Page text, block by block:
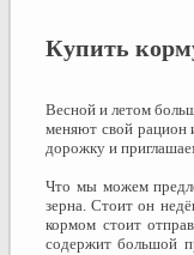
Купить
Весной и летом
меняют свой рацион
дорожку и
Что мы можем
зерна. Стоит он
кормом стоит
содержит большой